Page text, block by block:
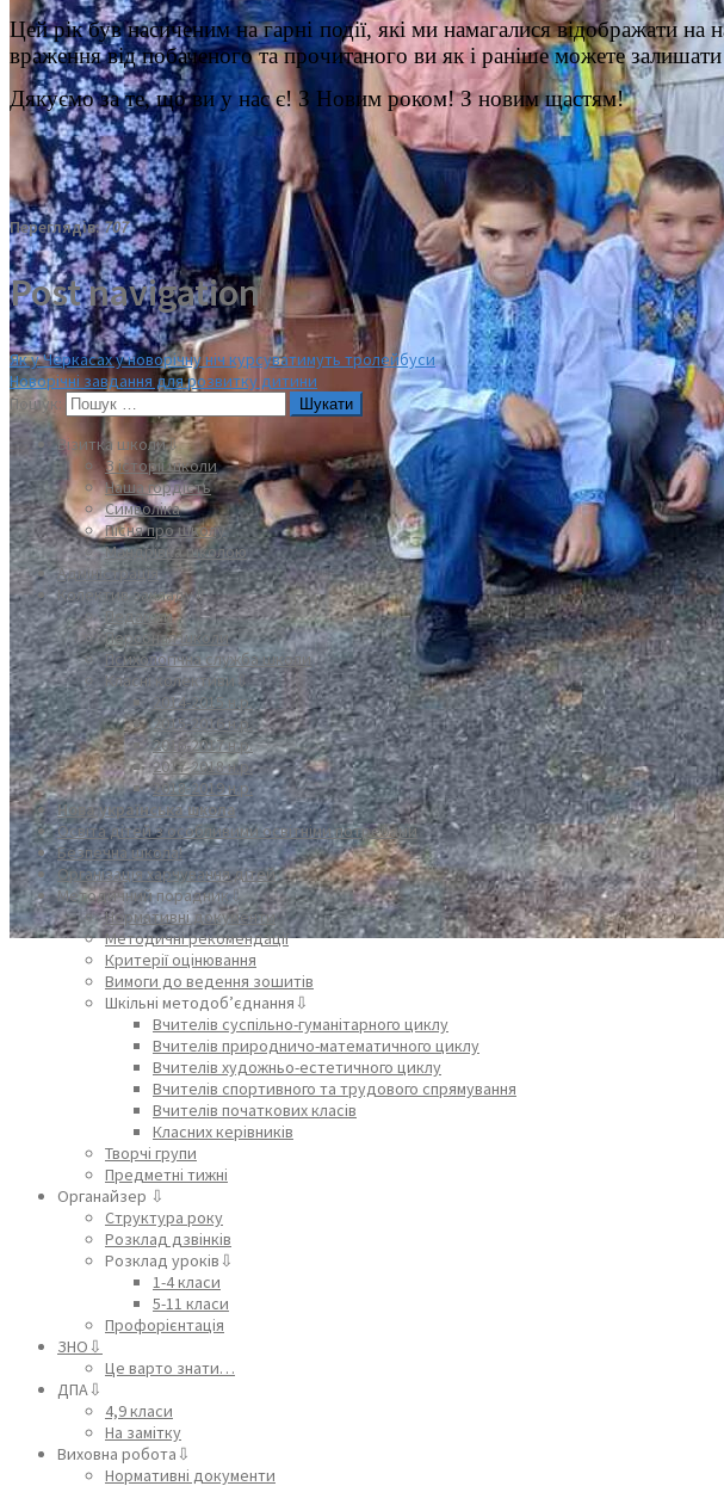
Цей рік був насиченим на гарні події, які ми намагалися відображати
враження від побаченого та прочитаного ви як і раніше можете
Дякуємо за те, що ви у нас є! З Новим роком! З новим щастям!
Переглядів:707
Post navigation
Як у Черкасах у новорічну ніч курсуватимуть тролейбуси
Новорічні завдання для розвитку дитини
Пошук:
Візитка школи⇩
З історії школи
Наша гордість
Символіка
Пісня про школу
Мандрівка школою
Адміністрація
Колектив закладу⇩
Педагоги
Персонал школи
Психологічна служба школи
Класні колективи⇩
2014-2015 н.р.
2015-2016 н.р.
2016-2017 н.р.
2017-2018 н.р.
2018-2019 н.р.
Нова українська школа
Освіта дітей з особливими освітніми потребами
Безпечна школа!
Організація харчування дітей
Методичний порадник⇩
Нормативні документи
Методичні рекомендації
Критерії оцінювання
Вимоги до ведення зошитів
Шкільні методоб’єднання⇩
Вчителів суспільно-гуманітарного циклу
Вчителів природничо-математичного циклу
Вчителів художньо-естетичного циклу
Вчителів спортивного та трудового спрямування
Вчителів початкових класів
Класних керівників
Творчі групи
Предметні тижні
Органайзер ⇩
Структура року
Розклад дзвінків
Розклад уроків⇩
1-4 класи
5-11 класи
Профорієнтація
ЗНО⇩
Це варто знати…
ДПА⇩
4,9 класи
На замітку
Виховна робота⇩
Нормативні документи